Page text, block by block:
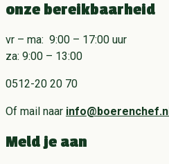
onze bereikbaarheid
vr – ma: 9:00 – 17:00 uur
za: 9:00 – 13:00
0512-20 20 70
Of mail naar info@boerenchef.nl
Meld je aan